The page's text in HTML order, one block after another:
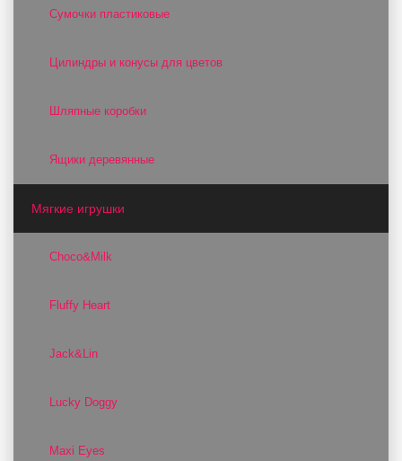
Сумочки пластиковые
Цилиндры и конусы для цветов
Шляпные коробки
Ящики деревянные
Мягкие игрушки
Choco&Milk
Fluffy Heart
Jack&Lin
Lucky Doggy
Maxi Eyes